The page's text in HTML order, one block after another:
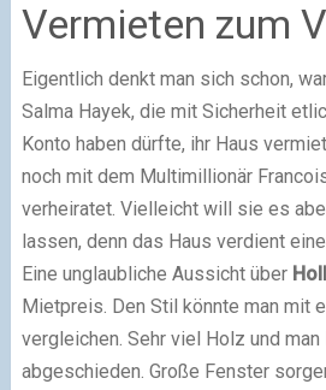
Vermieten zum
Eigentlich denkt man sich schon,
Salma Hayek, die mit Sicherheit
Konto haben dürfte, ihr Haus
noch mit dem Multimillionär
verheiratet. Vielleicht will sie es
lassen, denn das Haus verdient
Eine unglaubliche Aussicht über
Mietpreis. Den Stil könnte man mit
vergleichen. Sehr viel Holz und
abgeschieden. Große Fenster